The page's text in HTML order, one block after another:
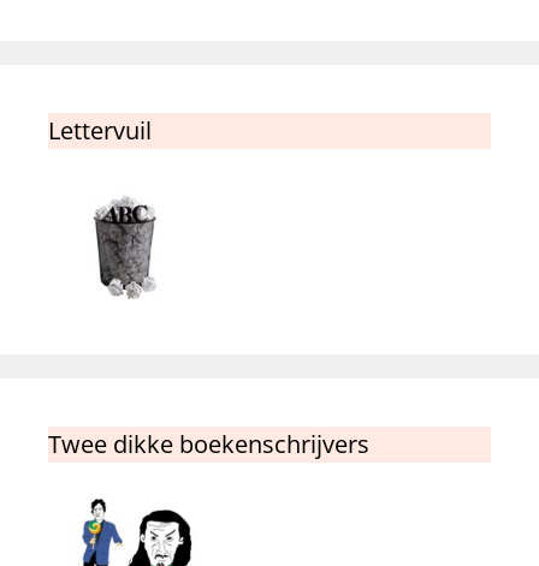
Lettervuil
Twee dikke boekenschrijvers